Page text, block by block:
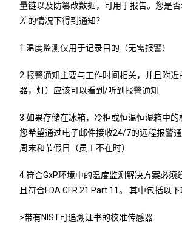
量链以及防篡改数据，可用于报告。您是
差的情况下得到通知？
1.温度监测仅用于记录目的（无需报警）
2.报警通知主要与工作时间相关，并且附
器，灯）应该可以看到/听到报警通知
3.如果存储在冰箱，冷柜或恒温恒湿箱中的
您希望通过电子邮件接收24/7的远程报警
周末和节假日（员工不在时）
4.符合GxP环境中的温度监测解决方案必须
且符合FDA CFR 21 Part 11。 其中包括以下
>带有NIST可追溯证书的校准传感器